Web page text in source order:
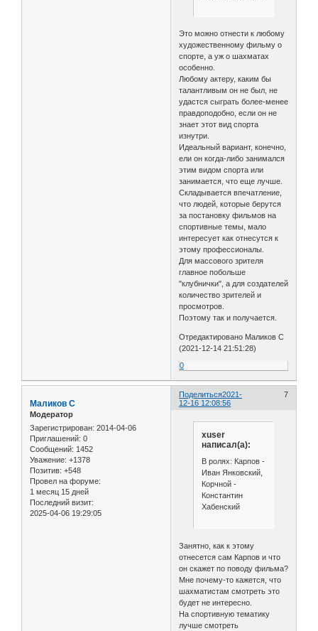
Это можно отнести к любому
художественному фильму о
спорте, а уж о шахматах
особенно.
Любому актеру, каким бы
талантливым он не был, не
удастся сыграть более-менее
правдоподобно, если он не
знает этот вид спорта
изнутри.
Идеальный вариант, конечно,
ели он когда-либо занимался
этим видом спорта или
занимается, что еще лучше.
Складывается впечатление,
что людей, которые берутся
за постановку фильмов на
спортивные темы, мало
интересует как отнесутся к
этому профессионалы.
Для массового зрителя
главное побольше
"клубнички", а для создателей
количество зрителей и
просмотров.
Поэтому так и получается.
Отредактировано Маликов С
(2021-12-14 21:51:28)
0
Поделиться 7
2021-
12-16 12:08:56
Маликов С
Модератор
Зарегистрирован: 2014-04-06
Приглашений: 0
Сообщений: 1452
Уважение: +1378
Позитив: +548
Провел на форуме:
1 месяц 15 дней
Последний визит:
2025-04-06 19:29:05
xuser
написал(а):
В ролях: Карпов -
Иван Янковский,
Корчной -
Константин
Хабенский
Занятно, как к этому
отнесется сам Карпов и что
он скажет по поводу фильма?
Мне почему-то кажется, что
шахматистам смотреть это
будет не интересно.
На спортивную тематику
лучше смотреть